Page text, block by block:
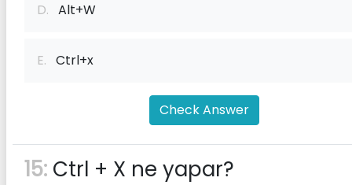
D. Alt+W
E. Ctrl+x
Check Answer
15: Ctrl + X ne yapar?